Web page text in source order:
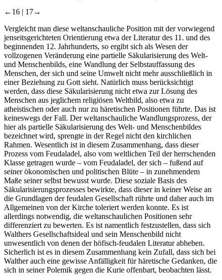
←16 | 17→
Vergleicht man diese weltanschauliche Position mit der vorwiegend
jenseitsgerichteten Orientierung etwa der Literatur des 11. und des
beginnenden 12. Jahrhunderts, so ergibt sich als Wesen der
vollzogenen Veränderung eine partielle Säkularisierung des Welt-
und Menschenbilds, eine Wandlung der Selbstauffassung des
Menschen, der sich und seine Umwelt nicht mehr ausschließlich in
einer Beziehung zu Gott sieht. Natürlich muss berücksichtigt
werden, dass diese Säkularisierung nicht etwa zur Lösung des
Menschen aus jeglichem religiösen Weltbild, also etwa zu
atheistischen oder auch nur zu häretischen Positionen führte. Das ist
keineswegs der Fall. Der weltanschauliche Wandlungsprozess, der
hier als partielle Säkularisierung des Welt- und Menschenbildes
bezeichnet wird, sprengte in der Regel nicht den kirchlichen
Rahmen. Wesentlich ist in diesem Zusammenhang, dass dieser
Prozess vom Feudaladel, also vom weltlichen Teil der herrschenden
Klasse getragen wurde – vom Feudaladel, der sich – fußend auf
seiner ökonomischen und politischen Blüte – in zunehmendem
Maße seiner selbst bewusst wurde. Diese soziale Basis des
Säkularisierungsprozesses bewirkte, dass dieser in keiner Weise an
die Grundlagen der feudalen Gesellschaft rührte und daher auch im
Allgemeinen von der Kirche toleriert werden konnte. Es ist
allerdings notwendig, die weltanschaulichen Positionen sehr
differenziert zu bewerten. Es ist namentlich festzustellen, dass sich
Walthers Gesellschaftsideal und sein Menschenbild nicht
unwesentlich von denen der höfisch-feudalen Literatur abheben.
Sicherlich ist es in diesem Zusammenhang kein Zufall, dass sich bei
Walther auch eine gewisse Anfälligkeit für häretische Gedanken, die
sich in seiner Polemik gegen die Kurie offenbart, beobachten lässt.